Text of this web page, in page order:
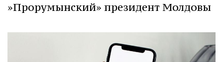
»Прорумынский» президент Молдовы